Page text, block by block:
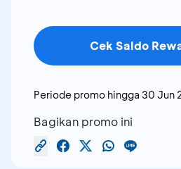
Cek Saldo
Periode promo hingga 30 Jun
Bagikan promo ini